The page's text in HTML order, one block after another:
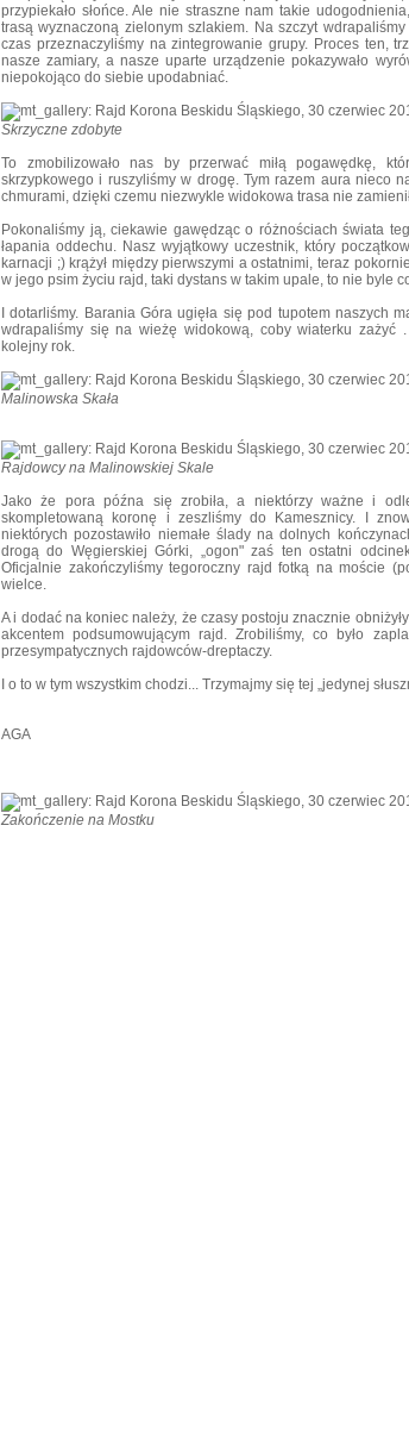
przypiekało słońce. Ale nie straszne nam takie
trasą wyznaczoną zielonym szlakiem. Na szczyt
czas przeznaczyliśmy na zintegrowanie grupy. Proces ten,
nasze zamiary, a nasze uparte urządzenie pokazywało
niepokojąco do siebie upodabniać.
Skrzyczne zdobyte
To zmobilizowało nas by przerwać miłą pogawędkę,
skrzypkowego i ruszyliśmy w drogę. Tym razem aura nieco
chmurami, dzięki czemu niezwykle widokowa trasa nie
Pokonaliśmy ją, ciekawie gawędząc o różnościach świata
łapania oddechu. Nasz wyjątkowy uczestnik, który
karnacji ;) krążył między pierwszymi a ostatnimi, teraz
w jego psim życiu rajd, taki dystans w takim upale, to nie byle
I dotarliśmy. Barania Góra ugięła się pod tupotem naszych
wdrapaliśmy się na wieżę widokową, coby wiaterku zażyć
kolejny rok.
Malinowska Skała
Rajdowcy na Malinowskiej Skale
Jako że pora późna się zrobiła, a niektórzy ważne i
skompletowaną koronę i zeszliśmy do Kamesznicy. I
niektórych pozostawiło niemałe ślady na dolnych
drogą do Węgierskiej Górki, „ogon" zaś ten ostatni
Oficjalnie zakończyliśmy tegoroczny rajd fotką na moście
wielce.
A i dodać na koniec należy, że czasy postoju znacznie
akcentem podsumowującym rajd. Zrobiliśmy, co było
przesympatycznych rajdowców-dreptaczy.
I o to w tym wszystkim chodzi... Trzymajmy się tej „jedynej
AGA
Zakończenie na Mostku